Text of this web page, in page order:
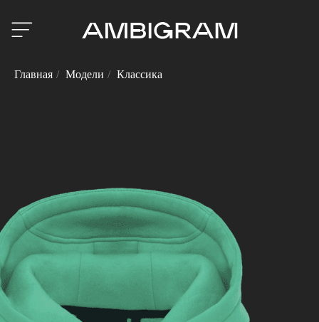
Главная / Модели / Классика
КЛАССИКА